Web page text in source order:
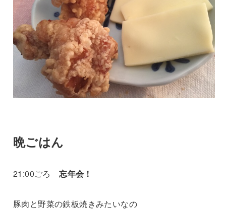
晩ごはん
21:00ごろ忘年会！
豚肉と野菜の鉄板焼きみたいなの